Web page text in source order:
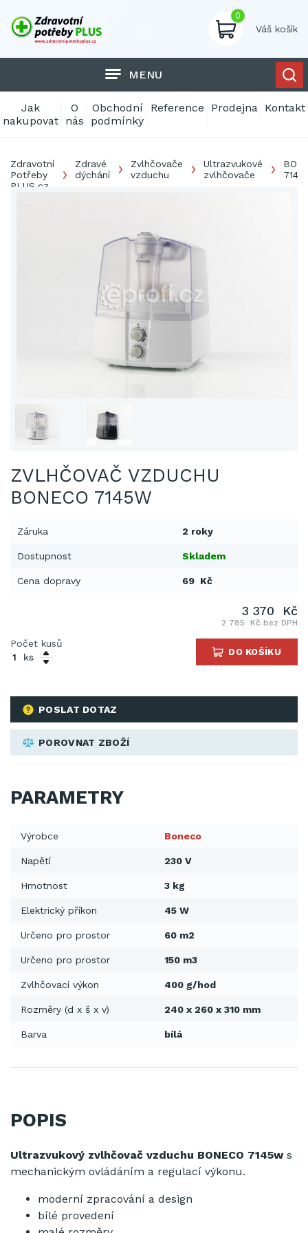
0
Váš košík
MENU
Jak
nakupovat
O
nás
Obchodní
podmínky
Reference Prodejna Kontakt
Zdravotní
Potřeby
PLUS.cz
Zdravé
dýchání
Zvlhčovače
vzduchu
Ultrazvukové
zvlhčovače
ZVLHČOVAČ VZDUCHU
BONECO 7145W
Záruka 2 roky
Dostupnost Skladem
Cena dopravy 69 Kč
POSLAT DOTAZ
POROVNAT ZBOŽÍ
3 370 Kč
2 785 Kč bez DPH
Počet kusů
ks
DO KOŠÍKU
PARAMETRY
Výrobce Boneco
Napětí 230 V
Hmotnost 3 kg
Elektrický příkon 45 W
Určeno pro prostor 60 m2
Určeno pro prostor 150 m3
Zvlhčovací výkon 400 g/hod
Rozměry (d x š x v) 240 x 260 x 310 mm
Barva bílá
POPIS
Ultrazvukový zvlhčovač vzduchu BONECO 7145ws
mechanickým ovládáním a regulací výkonu.
moderní zpracování a design
bílé provedení